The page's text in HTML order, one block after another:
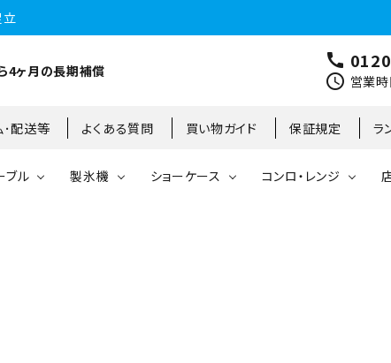
4ヶ月の長期補償 call
schedule 営業
･配送等 よくある質問 買い物ガイド 保証規定 ラ
ブル 製氷機 ショーケース コンロ・レンジ